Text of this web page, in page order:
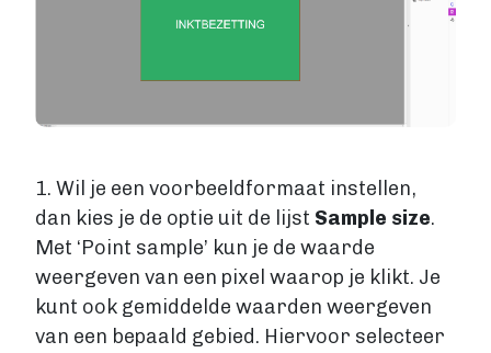
1. Wil je een voorbeeldformaat instellen,
dan kies je de optie uit de lijst Sample size.
Met ‘Point sample’ kun je de waarde
weergeven van een pixel waarop je klikt. Je
kunt ook gemiddelde waarden weergeven
van een bepaald gebied. Hiervoor selecteer